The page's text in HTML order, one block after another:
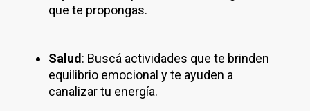
que te propongas.
Salud : Buscá actividades que te brinden
equilibrio emocional y te ayuden a
canalizar tu energía.